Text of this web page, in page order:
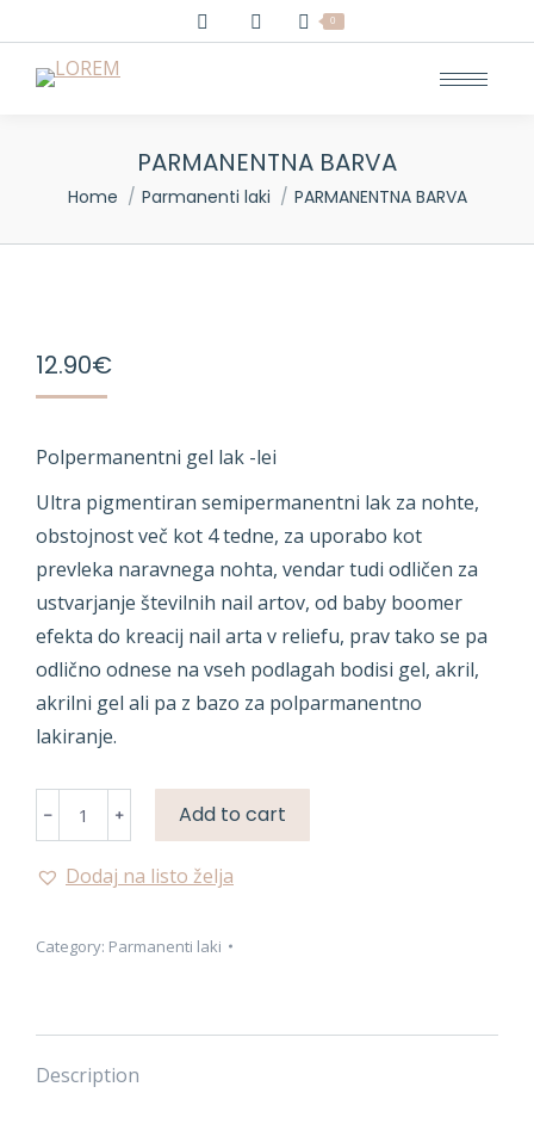
0
PARMANENTNA BARVA
You are here:
Home Parmanenti laki PARMANENTNA BARVA
12.90€
Polpermanentni gel lak -lei
Ultra pigmentiran semipermanentni lak za nohte,
obstojnost več kot 4 tedne, za uporabo kot
prevleka naravnega nohta, vendar tudi odličen za
ustvarjanje številnih nail artov, od baby boomer
efekta do kreacij nail arta v reliefu, prav tako se pa
odlično odnese na vseh podlagah bodisi gel, akril,
akrilni gel ali pa z bazo za polparmanentno
lakiranje.
PARMANENTNA
BARVA
quantity
Add to cart
Dodaj na listo želja
Category: Parmanenti laki
Description